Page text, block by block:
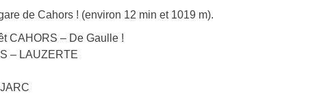
de Cahors ! (environ 12 min et 1019 m).
CAHORS – De Gaulle !
– LAUZERTE